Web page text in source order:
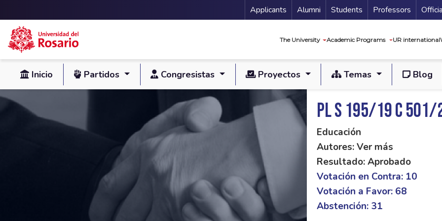
Skip to main content
Menu Secundario
Applicants Alumni Students Professors
The University Academic Programs UR international
Inicio Partidos Congresistas Proyectos Temas Blog
PL S 195/19 C 501/
Educación
Autores: Ver más
Resultado: Aprobado
Votación en Contra: 10
Votación a Favor: 68
Abstención: 31